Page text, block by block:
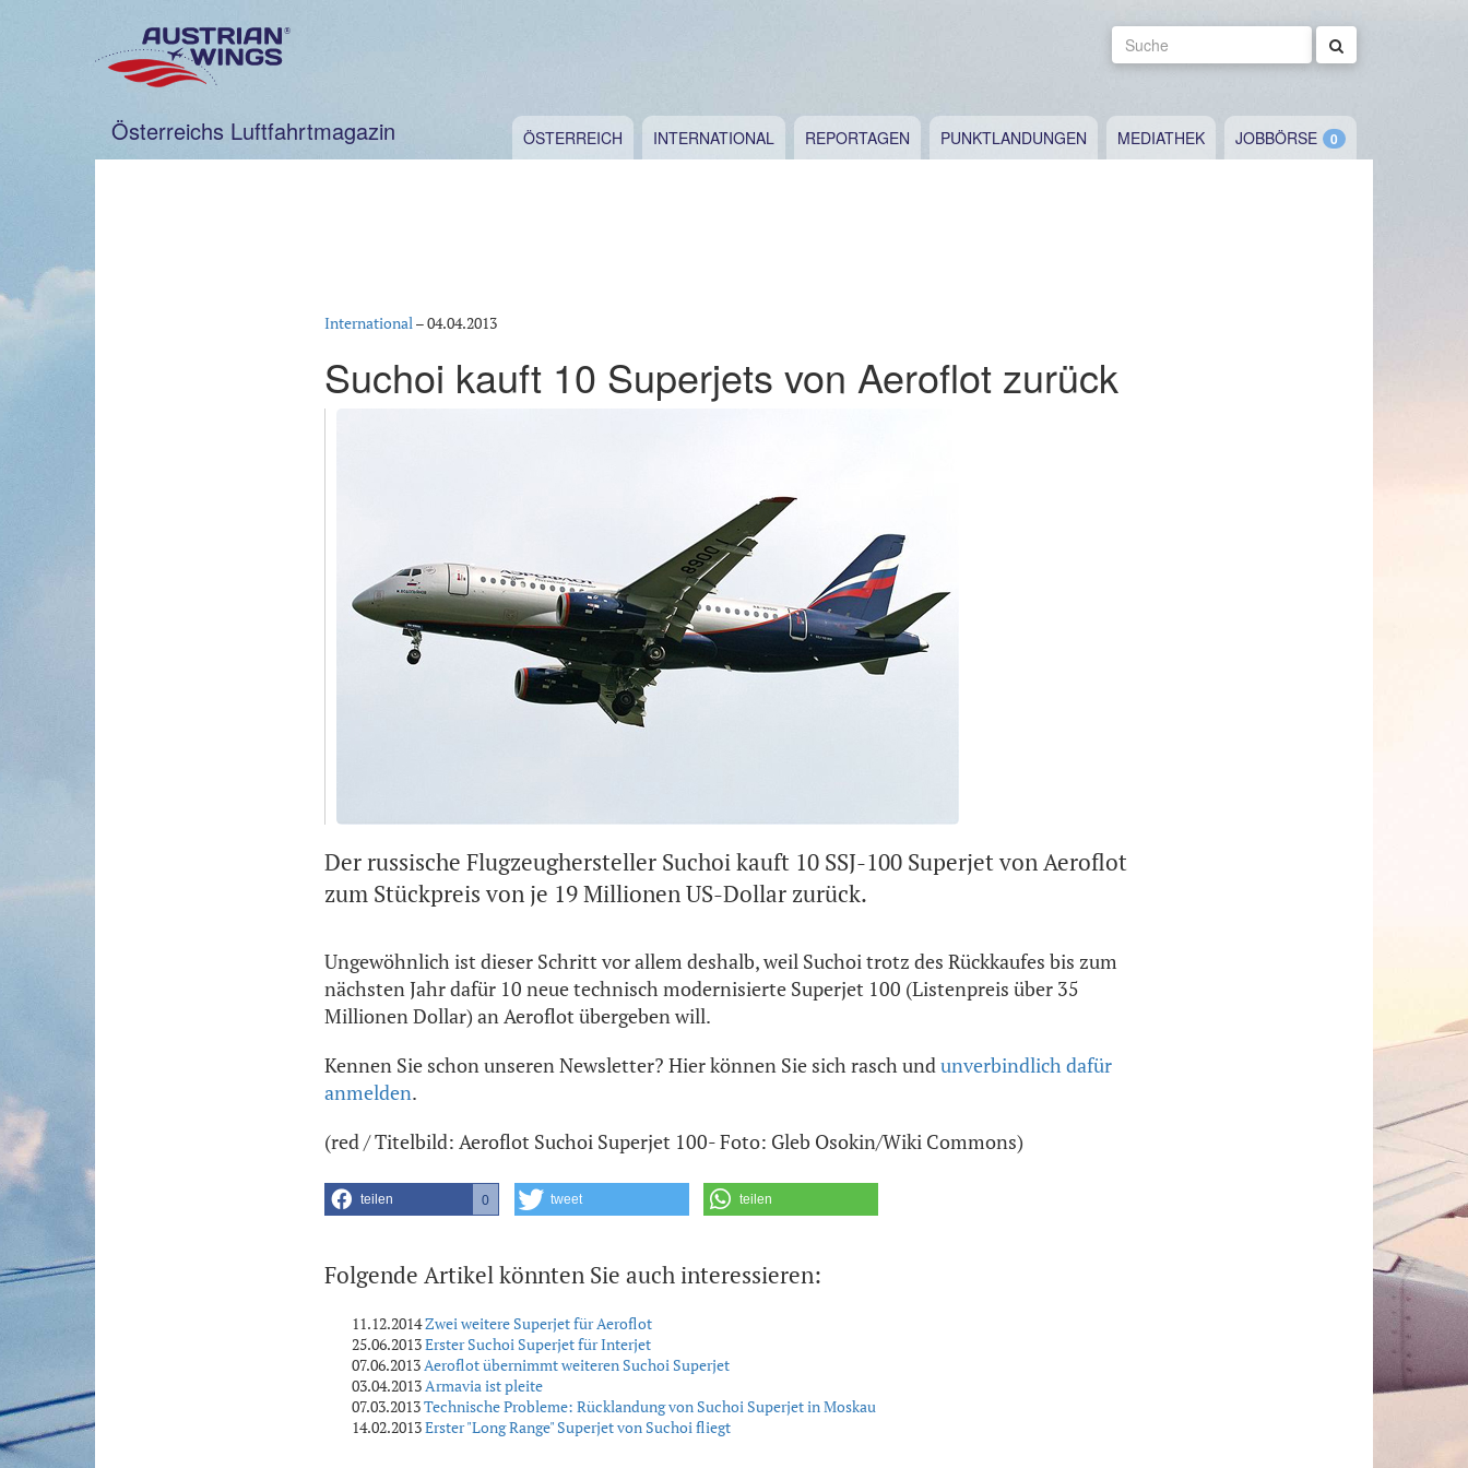
Suche
Österreichs Luftfahrtmagazin ÖSTERREICH INTERNATIONAL REPORTAGEN PUNKTLANDUNGEN MEDIATHEK JOBBÖRSE
International–04.04.2013
Suchoi kauft 10 Superjets von Aeroflot zurück
Der russische Flugzeughersteller Suchoi kauft 10 SSJ-100 Superjet von Aeroflot
zum Stückpreis von je 19 Millionen US-Dollar zurück.
Ungewöhnlich ist dieser Schritt vor allem deshalb, weil Suchoi trotz des Rückkaufes bis zum
nächsten Jahr dafür 10 neue technisch modernisierte Superjet 100 (Listenpreis über 35
Millionen Dollar) an Aeroflot übergeben will.
Kennen Sie schon unseren Newsletter? Hier können Sie sich rasch undunverbindlich dafür
anmelden.
(red / Titelbild: Aeroflot Suchoi Superjet 100- Foto: Gleb Osokin/Wiki Commons)
teilen 0 tweet teilen
Folgende Artikel könnten Sie auch interessieren:
11.12.2014Zwei weitere Superjet für Aeroflot
25.06.2013Erster Suchoi Superjet für Interjet
07.06.2013Aeroflot übernimmt weiteren Suchoi Superjet
03.04.2013Armavia ist pleite
07.03.2013Technische Probleme: Rücklandung von Suchoi Superjet in Moskau
14.02.2013Erster "Long Range" Superjet von Suchoi fliegt